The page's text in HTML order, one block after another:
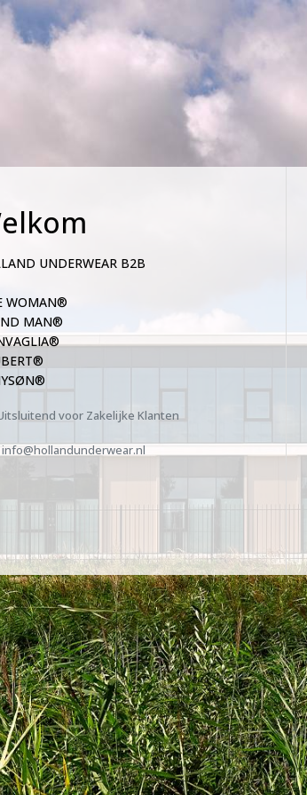
UNDERWEAR B2B
WOMAN®
MAN®
voor Zakelijke Klanten
info@hollandunderwear.nl